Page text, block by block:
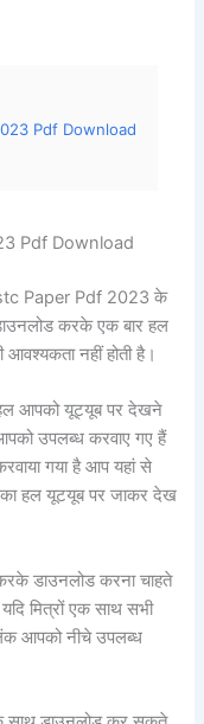
Pdf Download
Pdf Download
Paper Pdf 2023 के
करके एक बार हल
नहीं होती है।
हल आपको यूट्यूब पर देखने
आपको उपलब्ध करवाए गए हैं
गया है आप यहां से
हल यूटयूब पर जाकर देख
डाउनलोड करना चाहते
मित्रों एक साथ सभी
आपको नीचे उपलब्ध